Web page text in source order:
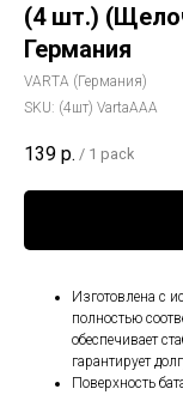
(4 шт.)
Германия
VARTA (Германия)
SKU: (4шт) VartaAAA
139 р. / 1 pack
Изготовлена с
полностью
обеспечивает
гарантирует
Поверхность